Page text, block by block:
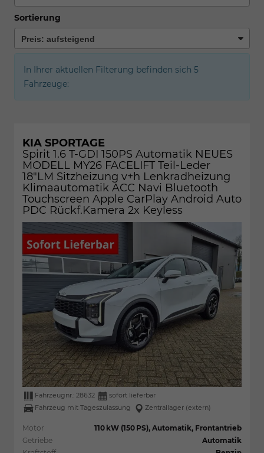
Sortierung
In Ihrer aktuellen Filterung befinden sich 5
Fahrzeuge:
KIA SPORTAGE
Spirit 1.6 T-GDI 150PS Automatik NEUES
MODELL MY26 FACELIFT Teil-Leder
18"LM Sitzheizung v+h Lenkradheizung
Klimaautomatik ACC Navi Bluetooth
Touchscreen Apple CarPlay Android Auto
PDC Rückf.Kamera 2x Keyless
Fahrzeugnr.: 28632
sofort lieferbar
Fahrzeug mit Tageszulassung
Zentrallager (extern)
Motor
110 kW (150 PS), Automatik, Frontantrieb
Getriebe
Automatik